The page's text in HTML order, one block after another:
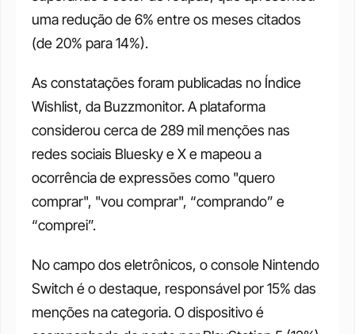
uma redução de 6% entre os meses citados
(de 20% para 14%).
As constatações foram publicadas no Índice
Wishlist, da Buzzmonitor. A plataforma
considerou cerca de 289 mil menções nas
redes sociais Bluesky e X e mapeou a
ocorrência de expressões como "quero
comprar", "vou comprar", “comprando” e
“comprei”.
No campo dos eletrônicos, o console Nintendo
Switch é o destaque, responsável por 15% das
menções na categoria. O dispositivo é